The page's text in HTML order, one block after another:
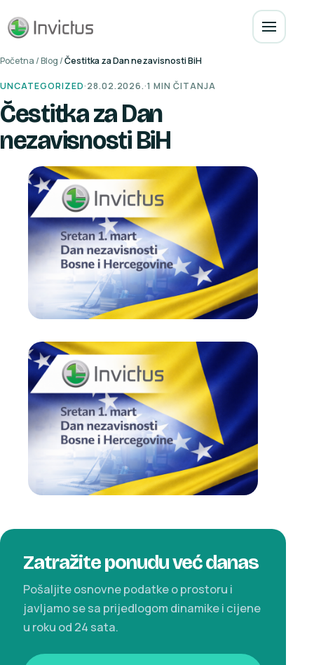
Početna /Blog /Čestitka za Dan nezavisnosti BiH
UNCATEGORIZED·28.02.2026.·1 MIN ČITANJA
Čestitka za Dan
nezavisnosti BiH
Zatražite ponudu već danas
Pošaljite osnovne podatke o prostoru i
javljamo se sa prijedlogom dinamike i cijene
u roku od 24 sata.